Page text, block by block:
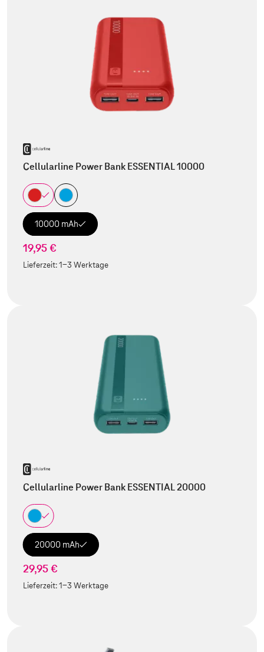
Cellularline Power Bank ESSENTIAL 10000
10000 mAh
19,95 €
Lieferzeit:1-3 Werktage
Cellularline Power Bank ESSENTIAL 20000
20000 mAh
29,95 €
Lieferzeit:1-3 Werktage